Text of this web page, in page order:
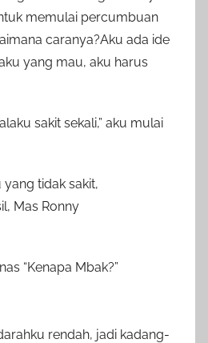
memulai percumbuan
caranya?Aku ada ide
yang mau, aku harus
sakit sekali,” aku mulai
tidak sakit,
Mas Ronny
“Kenapa Mbak?”
rendah, jadi kadang-